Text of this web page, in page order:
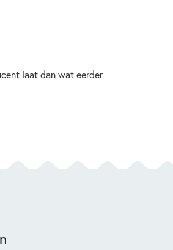
laat dan wat eerder